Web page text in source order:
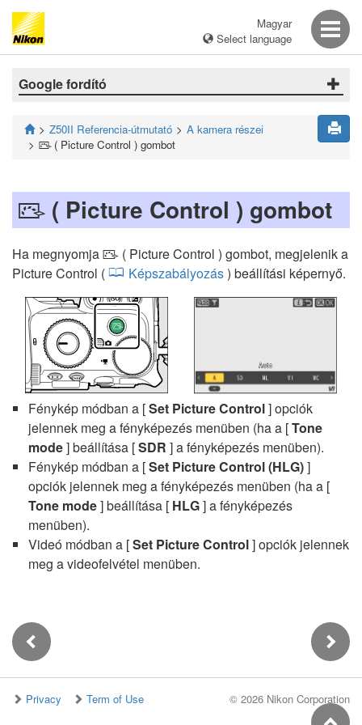
Magyar
Select language
Google fordító
Z50II Referencia-útmutató A kamera részei
h ( Picture Control ) gombot
h ( Picture Control ) gombot
Ha megnyomja h ( Picture Control ) gombot, megjelenik a
Picture Control (
Képszabályozás) beállítási képernyő.
Fénykép módban a [Set Picture Control] opciók
jelennek meg a fényképezés menüben (ha a [Tone
mode] beállítása [SDR ] a fényképezés menüben).
Fénykép módban a [Set Picture Control (HLG)]
opciók jelennek meg a fényképezés menüben (ha a [
Tone mode] beállítása [ HLG] a fényképezés
menüben).
Videó módban a [Set Picture Control] opciók jelennek
meg a videofelvétel menüben.
Privacy Term of Use © 2026 Nikon Corporation